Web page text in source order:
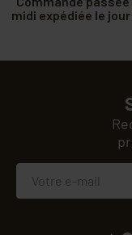
midi expédiée le